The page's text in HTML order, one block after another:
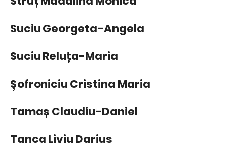
Suciu Georgeta-Angela
Suciu Reluța-Maria
Șofroniciu Cristina Maria
Tamaș Claudiu-Daniel
Tanca Liviu Darius